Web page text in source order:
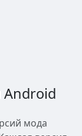
Android
мода